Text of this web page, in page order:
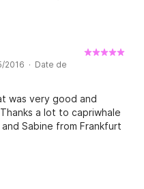
2016 · Date de
was very good and
a lot to capriwhale
Sabine from Frankfurt